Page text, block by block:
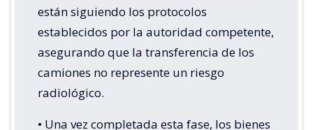
están siguiendo los protocolos
establecidos por la autoridad competente,
asegurando que la transferencia de los
camiones no represente un riesgo
radiológico.
• Una vez completada esta fase, los bienes